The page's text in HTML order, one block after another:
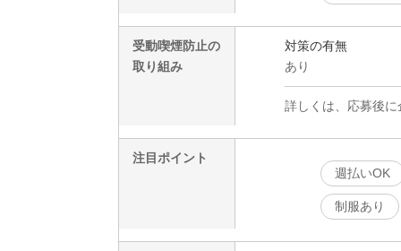
受動喫煙防止の
取り組み
対策の有無
あり
詳しくは、応募後
注目ポイント
週払いOK
制服あり